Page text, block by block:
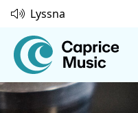
Lyssna